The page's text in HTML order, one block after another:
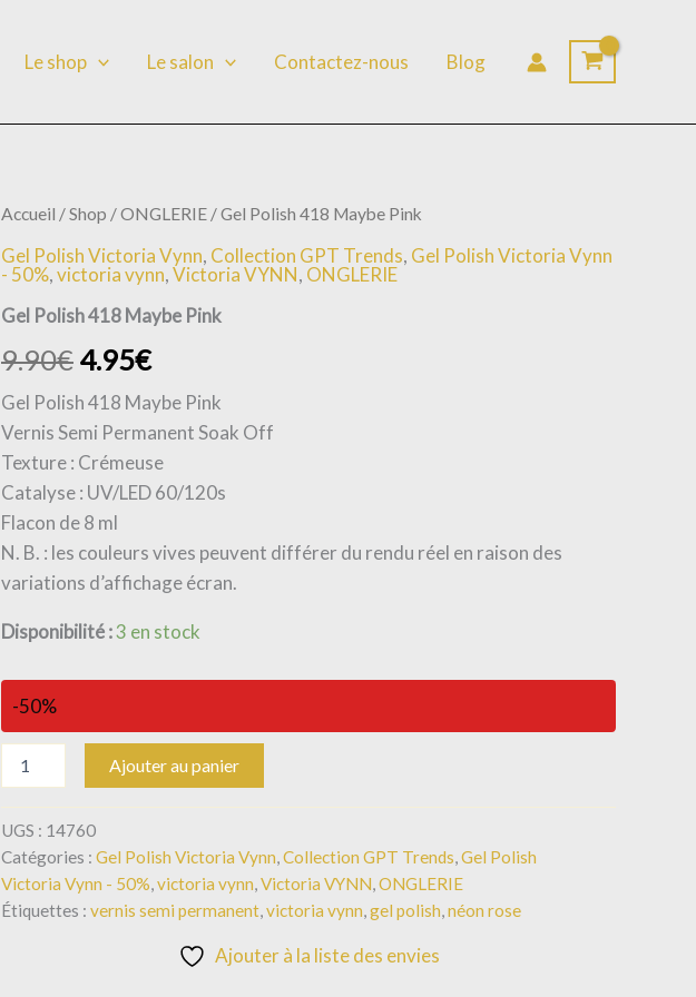
Le shop Le salon Contactez-nous Blog
Accueil /Shop /ONGLERIE / Gel Polish 418 Maybe Pink
Gel Polish Victoria Vynn, Collection GPT Trends, Gel Polish Victoria Vynn
- 50%,victoria vynn,Victoria VYNN, ONGLERIE
Gel Polish 418 Maybe Pink
9.90€ 4.95€
Gel Polish 418 Maybe Pink
Vernis Semi Permanent Soak Off
Texture : Crémeuse
Catalyse : UV/LED 60/120s
Flacon de 8 ml
N. B. : les couleurs vives peuvent différer du rendu réel en raison des
variations d’affichage écran.
Disponibilité :3 en stock
-50%
quantité
Gel
Polish
Maybe
Ajouter au panier
UGS : 14760
Catégories : Gel Polish Victoria Vynn,Collection GPT Trends,Gel Polish
Victoria Vynn - 50%,victoria vynn,Victoria VYNN,ONGLERIE
Étiquettes : vernis semi permanent,victoria vynn,gel polish,néon rose
Ajouter à la liste des envies